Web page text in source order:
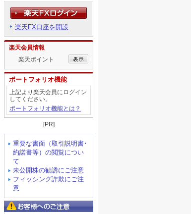
楽天FX口座を開設
楽天会員情報
楽天ポイント
ポートフォリオ機能
上記より楽天会員にログイン
してください。
ポートフォリオ機能とは？
[PR]
重要な書面（取引説明書･
約諾書等）の閲覧につい
て
未公開株の勧誘にご注意
フィッシング詐欺にご注
意